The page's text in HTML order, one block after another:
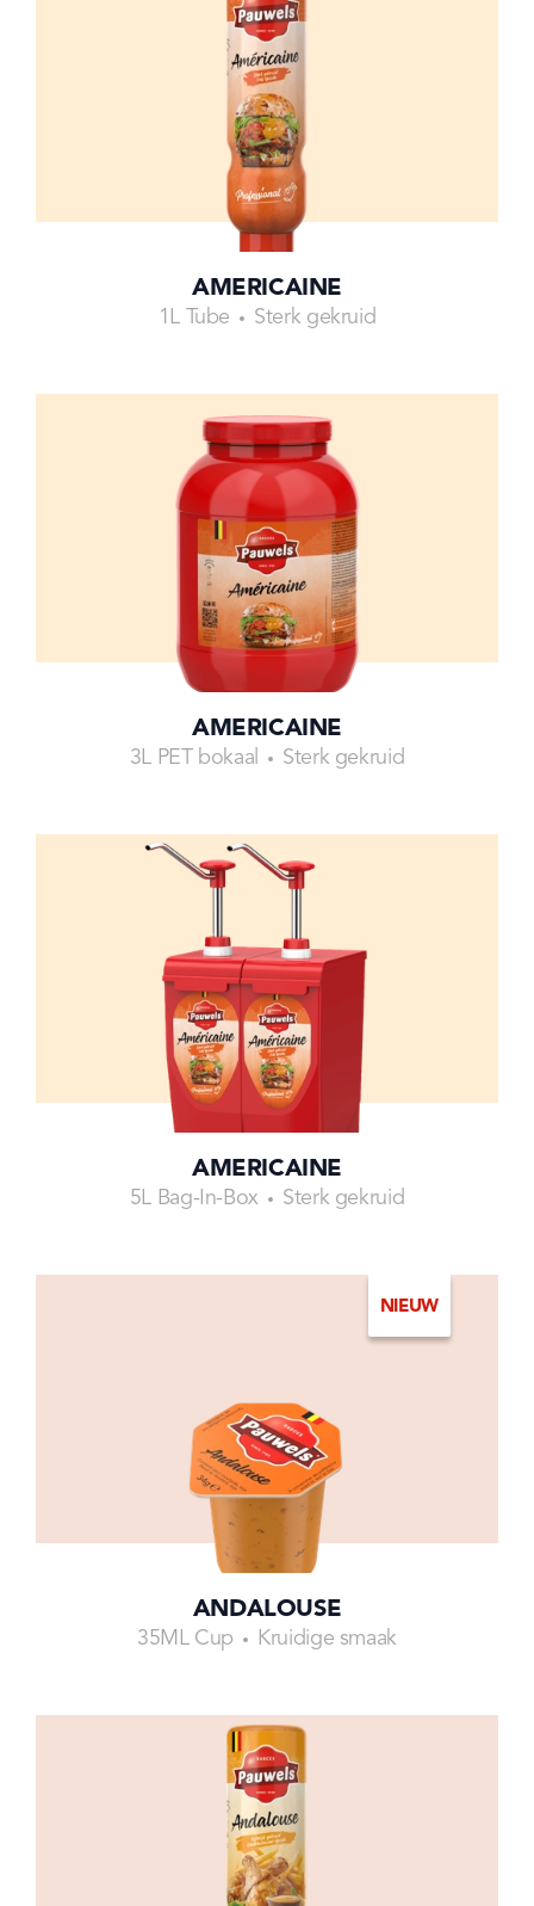
AMERICAINE
1L Tube Sterk gekruid
AMERICAINE
3L PET bokaal Sterk gekruid
AMERICAINE
5L Bag-In-Box Sterk gekruid
NIEUW
ANDALOUSE
35ML Cup Kruidige smaak